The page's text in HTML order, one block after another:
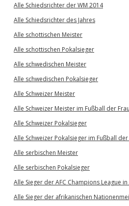
Alle Schiedsrichter der WM 2014
Alle Schiedsrichter des Jahres
Alle schottischen Meister
Alle schottischen Pokalsieger
Alle schwedischen Meister
Alle schwedischen Pokalsieger
Alle Schweizer Meister
Alle Schweizer Meister im Fußball der
Alle Schweizer Pokalsieger
Alle Schweizer Pokalsieger im Fußball der
Alle serbischen Meister
Alle serbischen Pokalsieger
Alle Sieger der AFC Champions League in
Alle Sieger der afrikanischen